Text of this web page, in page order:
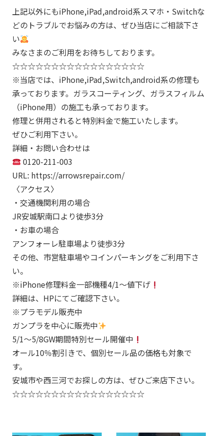
上記以外にもiPhone,iPad,android系スマホ・Switchな
どのトラブルでお悩みの方は、ぜひ当店にご相談下さ
い
みなさまのご利用をお待ちしております。
☆☆☆☆☆☆☆☆☆☆☆☆☆☆☆☆☆
※当店では、iPhone,iPad,Switch,android系の修理も
承っております。ガラスコーティング、ガラスフィルム
（iPhone用）の施工も承っております。
修理と併用されると特別料金で施工いたします。
ぜひご利用下さい。
詳細・お問い合わせは
0120-211-003
URL: https://arrowsrepair.com/
〈アクセス〉
・交通機関利用の場合
JR安城駅南口より徒歩3分
・お車の場合
アンフォーレ駐車場より徒歩3分
その他、市営駐車場やコインパーキングをご利用下さ
い。
※iPhone修理料金一部機種4/1～値下げ
詳細は、HPにてご確認下さい。
※プラモデル販売中
ガンプラを中心に販売中
5/1～5/8GW期間特別セール開催中
オール10％割引きで、個別セール品の価格も対象で
す。
安城市や西三河でお探しの方は、ぜひご来店下さい。
☆☆☆☆☆☆☆☆☆☆☆☆☆☆☆☆☆